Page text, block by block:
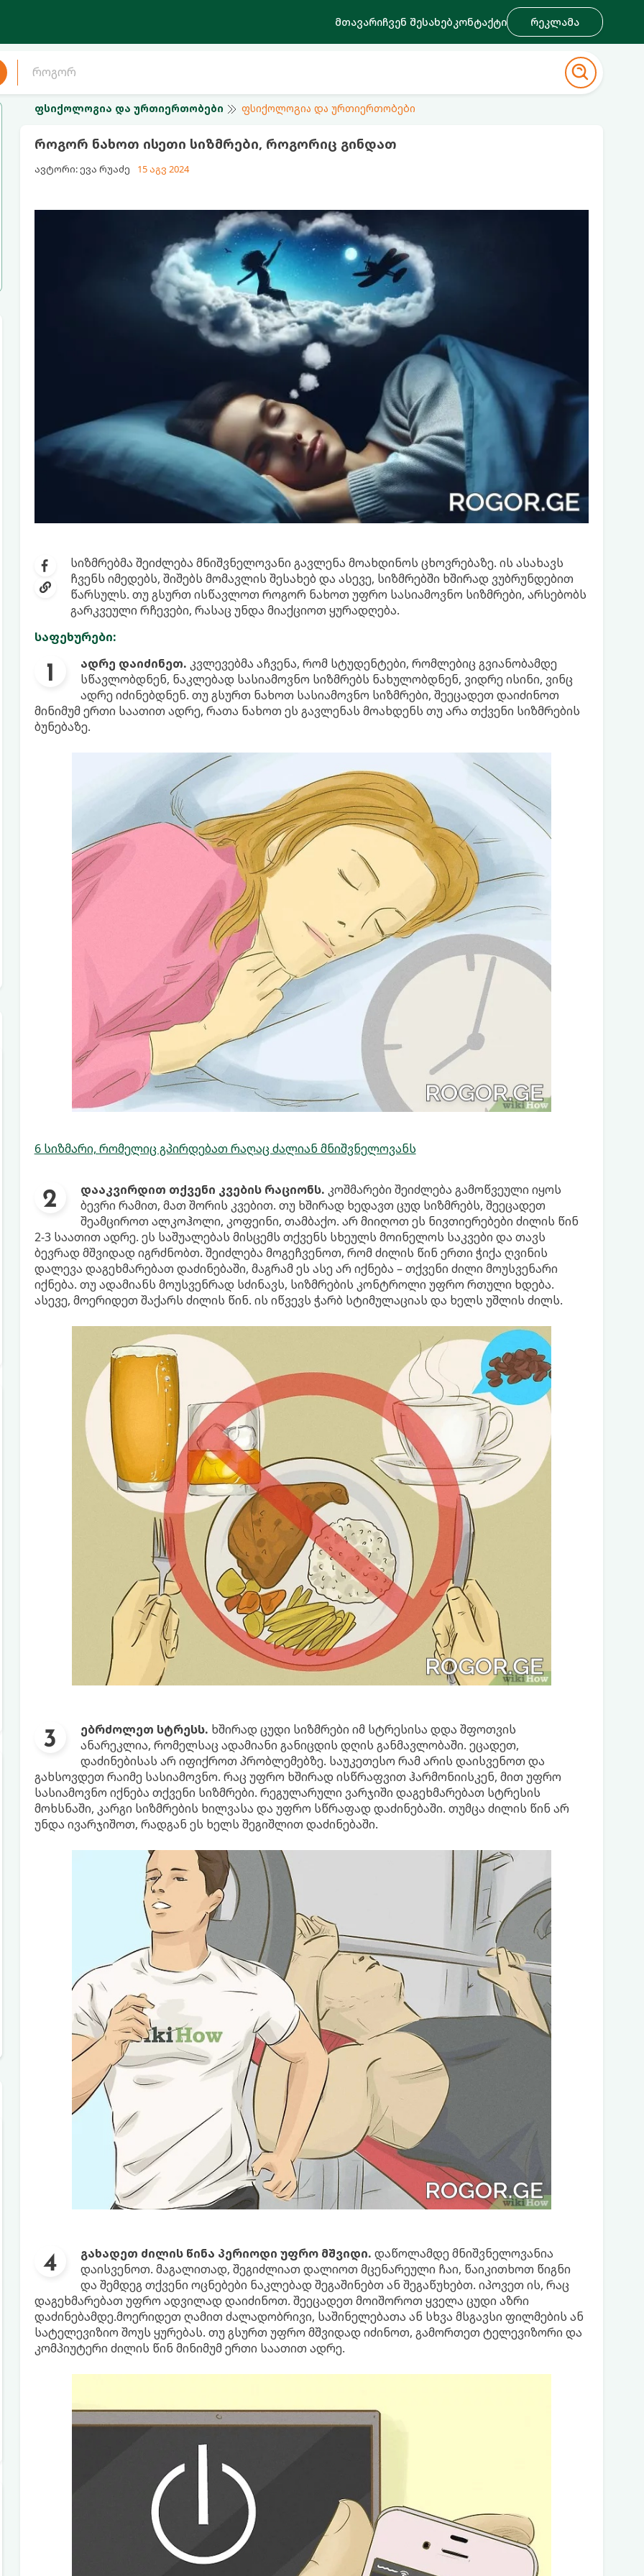
მთავარიჩვენ შესახებკონტაქტი რეკლამა
ფსიქოლოგია და ურთიერთობები ფსიქოლოგია და ურთიერთობები
როგორ ნახოთ ისეთი სიზმრები, როგორიც გინდათ
ავტორი: ევა რუაძე 15 აგვ 2024
სიზმრებმა შეიძლება მნიშვნელოვანი გავლენა მოახდინოს ცხოვრებაზე. ის ასახავს
ჩვენს იმედებს, შიშებს მომავლის შესახებ და ასევე, სიზმრებში ხშირად ვუბრუნდებით
წარსულს. თუ გსურთ ისწავლოთ როგორ ნახოთ უფრო სასიამოვნო სიზმრები, არსებობს
გარკვეული რჩევები, რასაც უნდა მიაქციოთ ყურადღება.
საფეხურები:
ადრე დაიძინეთ. კვლევებმა აჩვენა, რომ სტუდენტები, რომლებიც გვიანობამდე
სწავლობდნენ, ნაკლებად სასიამოვნო სიზმრებს ნახულობდნენ, ვიდრე ისინი, ვინც
ადრე იძინებდნენ. თუ გსურთ ნახოთ სასიამოვნო სიზმრები, შეეცადეთ დაიძინოთ
მინიმუმ ერთი საათით ადრე, რათა ნახოთ ეს გავლენას მოახდენს თუ არა თქვენი სიზმრების
ბუნებაზე.
6 სიზმარი, რომელიც გპირდებათ რაღაც ძალიან მნიშვნელოვანს
დააკვირდით თქვენი კვების რაციონს. კოშმარები შეიძლება გამოწვეული იყოს
ბევრი რამით, მათ შორის კვებით. თუ ხშირად ხედავთ ცუდ სიზმრებს, შეეცადეთ
შეამციროთ ალკოჰოლი, კოფეინი, თამბაქო. არ მიიღოთ ეს ნივთიერებები ძილის წინ
2-3 საათით ადრე. ეს საშუალებას მისცემს თქვენს სხეულს მოინელოს საკვები და თავს
ბევრად მშვიდად იგრძნობთ. შეიძლება მოგეჩვენოთ, რომ ძილის წინ ერთი ჭიქა ღვინის
დალევა დაგეხმარებათ დაძინებაში, მაგრამ ეს ასე არ იქნება – თქვენი ძილი მოუსვენარი
იქნება. თუ ადამიანს მოუსვენრად სძინავს, სიზმრების კონტროლი უფრო რთული ხდება.
ასევე, მოერიდეთ შაქარს ძილის წინ. ის იწვევს ჭარბ სტიმულაციას და ხელს უშლის ძილს.
ებრძოლეთ სტრესს. ხშირად ცუდი სიზმრები იმ სტრესისა დდა შფოთვის
ანარეკლია, რომელსაც ადამიანი განიცდის დღის განმავლობაში. ეცადეთ,
დაძინებისას არ იფიქროთ პრობლემებზე. საუკეთესო რამ არის დაისვენოთ და
გახსოვდეთ რაიმე სასიამოვნო. რაც უფრო ხშირად ისწრაფვით ჰარმონიისკენ, მით უფრო
სასიამოვნო იქნება თქვენი სიზმრები. რეგულარული ვარჯიში დაგეხმარებათ სტრესის
მოხსნაში, კარგი სიზმრების ხილვასა და უფრო სწრაფად დაძინებაში. თუმცა ძილის წინ არ
უნდა ივარჯიშოთ, რადგან ეს ხელს შეგიშლით დაძინებაში.
გახადეთ ძილის წინა პერიოდი უფრო მშვიდი. დაწოლამდე მნიშვნელოვანია
დაისვენოთ. მაგალითად, შეგიძლიათ დალიოთ მცენარეული ჩაი, წაიკითხოთ წიგნი
და შემდეგ თქვენი ოცნებები ნაკლებად შეგაშინებთ ან შეგაწუხებთ. იპოვეთ ის, რაც
დაგეხმარებათ უფრო ადვილად დაიძინოთ. შეეცადეთ მოიშოროთ ყველა ცუდი აზრი
დაძინებამდე.მოერიდეთ ღამით ძალადობრივი, საშინელებათა ან სხვა მსგავსი ფილმების ან
სატელევიზიო შოუს ყურებას. თუ გსურთ უფრო მშვიდად იძინოთ, გამორთეთ ტელევიზორი და
კომპიუტერი ძილის წინ მინიმუმ ერთი საათით ადრე.